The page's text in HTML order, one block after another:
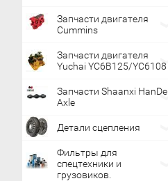
Запчасти двигателя
Cummins
Запчасти двигателя
Yuchai YC6B125/YC6108
Запчасти Shaanxi HanDe
Axle
Детали сцепления
Фильтры для
спецтехники и
грузовиков.